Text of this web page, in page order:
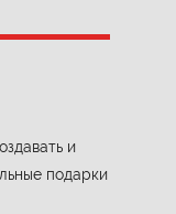
и
подарки